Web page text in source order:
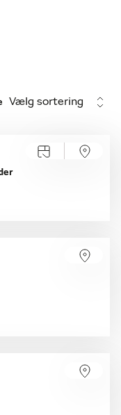
Vælg sortering